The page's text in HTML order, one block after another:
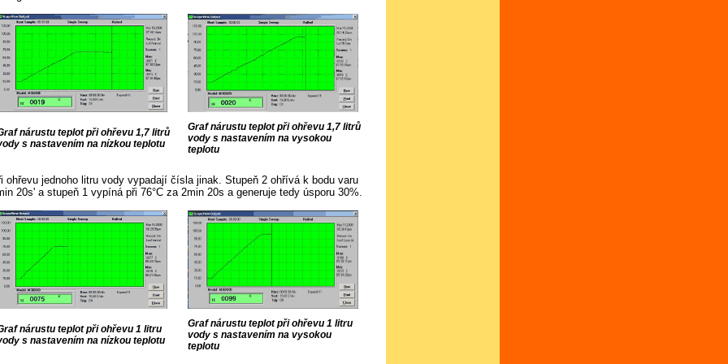
nárustu teplot při ohřevu 1,7 litrů
s nastavením na nízkou teplotu
Graf nárustu teplot při ohřevu 1,7 litrů
vody s nastavením na vysokou
teplotu
ohřevu jednoho litru vody vypadají čísla jinak. Stupeň 2 ohřívá k bodu varu
20s' a stupeň 1 vypíná při 76°C za 2min 20s a generuje tedy úsporu 30%.
nárustu teplot při ohřevu 1 litru
s nastavením na nízkou teplotu
Graf nárustu teplot při ohřevu 1 litru
vody s nastavením na vysokou
teplotu